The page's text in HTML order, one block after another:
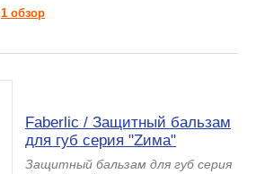
1 обзор
Faberlic / Защитный бальзам
для губ серия "Zима"
Защитный бальзам для губ серия